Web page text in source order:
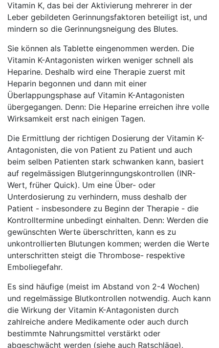
Vitamin K, das bei der Aktivierung mehrerer in der
Leber gebildeten Gerinnungsfaktoren beteiligt ist, und
mindern so die Gerinnungsneigung des Blutes.
Sie können als Tablette eingenommen werden. Die
Vitamin K-Antagonisten wirken weniger schnell als
Heparine. Deshalb wird eine Therapie zuerst mit
Heparin begonnen und dann mit einer
Überlappungsphase auf Vitamin K-Antagonisten
übergegangen. Denn: Die Heparine erreichen ihre volle
Wirksamkeit erst nach einigen Tagen.
Die Ermittlung der richtigen Dosierung der Vitamin K-
Antagonisten, die von Patient zu Patient und auch
beim selben Patienten stark schwanken kann, basiert
auf regelmässigen Blutgerinngungskontrollen (INR-
Wert, früher Quick). Um eine Über- oder
Unterdosierung zu verhindern, muss deshalb der
Patient - insbesondere zu Beginn der Therapie - die
Kontrolltermine unbedingt einhalten. Denn: Werden die
gewünschten Werte überschritten, kann es zu
unkontrollierten Blutungen kommen; werden die Werte
unterschritten steigt die Thrombose- respektive
Emboliegefahr.
Es sind häufige (meist im Abstand von 2-4 Wochen)
und regelmässige Blutkontrollen notwendig. Auch kann
die Wirkung der Vitamin K-Antagonisten durch
zahlreiche andere Medikamente oder auch durch
bestimmte Nahrungsmittel verstärkt oder
abgeschwächt werden (siehe auch Ratschläge).